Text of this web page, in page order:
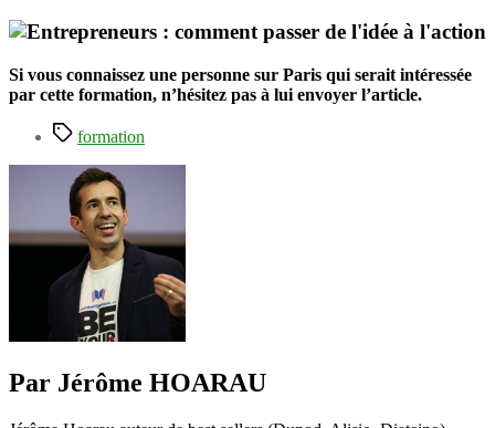
Si vous connaissez une personne sur Paris qui serait intéressée
par cette formation, n’hésitez pas à lui envoyer l’article.
Étiquettes
formation
Par Jérôme HOARAU